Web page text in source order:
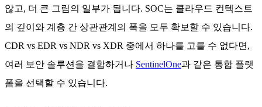
않고, 더 큰 그림의 일부가 됩니다. SOC는 클라우드 컨텍스트
의 깊이와 계층 간 상관관계의 폭을 모두 확보할 수 있습니다.
CDR vs EDR vs NDR vs XDR 중에서 하나를 고를 수 없다면,
여러 보안 솔루션을 결합하거나 SentinelOne과 같은 통합 플랫
폼을 선택할 수 있습니다.